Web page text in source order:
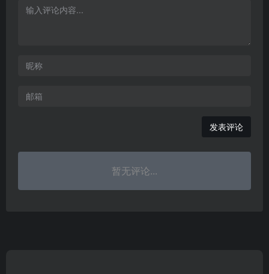
发表评论
暂无评论...